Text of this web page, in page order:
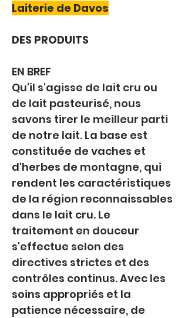
Laiterie de Davos
DES PRODUITS
EN BREF
Qu'il s'agisse de lait cru ou
de lait pasteurisé, nous
savons tirer le meilleur parti
de notre lait. La base est
constituée de vaches et
d'herbes de montagne, qui
rendent les caractéristiques
de la région reconnaissables
dans le lait cru. Le
traitement en douceur
s'effectue selon des
directives strictes et des
contrôles continus. Avec les
soins appropriés et la
patience nécessaire, de